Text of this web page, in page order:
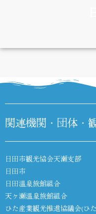
関連機関・団体・
日田市観光協会天瀬支部
日田市
日田温泉旅館組合
天ヶ瀬温泉旅館組合
ひた産業観光推進協議会(ひ